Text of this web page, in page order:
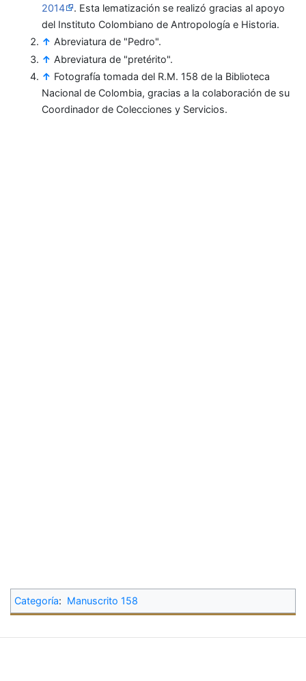
2014
. Esta lematización se realizó gracias al apoyo
del Instituto Colombiano de Antropología e Historia.
↑ Abreviatura de "Pedro".
↑ Abreviatura de "pretérito".
↑ Fotografía tomada del R.M. 158 de la Biblioteca
Nacional de Colombia, gracias a la colaboración de su
Coordinador de Colecciones y Servicios.
Categoría: Manuscrito 158